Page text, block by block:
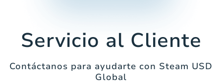
Servicio al Cliente
Contáctanos para ayudarte con Steam USD
Global